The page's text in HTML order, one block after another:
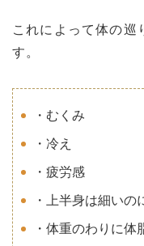
これによって体の巡
す。
・むくみ
・冷え
・疲労感
・上半身は細いの
・体重のわりに体